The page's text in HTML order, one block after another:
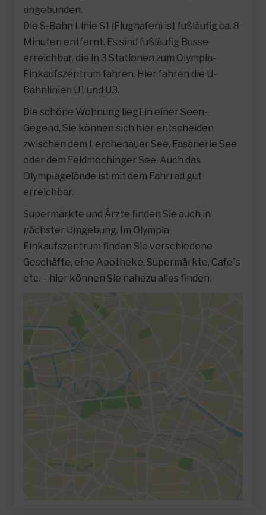
angebunden.
Die S-Bahn Linie S1 (Flughafen) ist fußläufig ca. 8
Minuten entfernt. Es sind fußläufig Busse
erreichbar, die in 3 Stationen zum Olympia-
Einkaufszentrum fahren. Hier fahren die U-
Bahnlinien U1 und U3.
Die schöne Wohnung liegt in einer Seen-
Gegend, Sie können sich hier entscheiden
zwischen dem Lerchenauer See, Fasanerie See
oder dem Feldmochinger See. Auch das
Olympiagelände ist mit dem Fahrrad gut
erreichbar.
Supermärkte und Ärzte finden Sie auch in
nächster Umgebung. Im Olympia
Einkaufszentrum finden Sie verschiedene
Geschäfte, eine Apotheke, Supermärkte, Cafe´s
etc. – hier können Sie nahezu alles finden.